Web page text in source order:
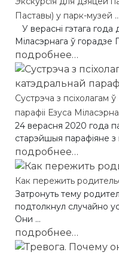
Паставы) у парк-музей ...
У верасні гэтага
Міласэрнага ў горадзе
подробнее…
Сустрэча з псіхолагам
парафіі Езуса
24 верасня 2020 года
старэйшыя парафіяне з
подробнее…
Как пережить
Затронуть тему
подтолкнул случайно
Они ...
подробнее…